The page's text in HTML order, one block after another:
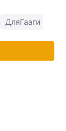
ДляГааги